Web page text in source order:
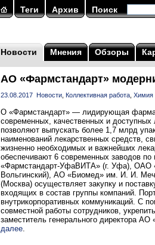
Теги Архив Поиск
Новости Мнения Обзоры
АО «Фармстандарт»
23.08.2017 Новости Коллективная работа Химия
О «Фармстандарт» — лидирующая
современных, качественных и
позволяют выпускать более 1,7 млрд
наименований лекарственных средств,
жизненно необходимых и важнейших
обеспечивают 6 современных заводов
«Фармстандарт-УфаВИТА» (г. Уфа), ОАО
Вольгинский), АО «Биомед» им. И. И.
(Москва) осуществляет закупку и
входящих в состав группы компаний.
внутрикорпоративных коммуникаций. С
совместной работы сотрудников,
заместитель генерального директора
далее.